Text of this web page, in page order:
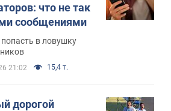
что не так
сообщениями
попасть в ловушку
21:02 15,4 т.
дорогой